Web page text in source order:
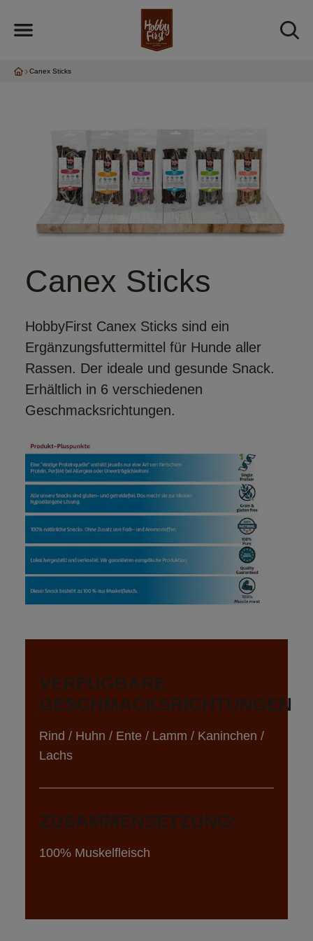
Canex Sticks
Canex Sticks
HobbyFirst Canex Sticks sind ein
Ergänzungsfuttermittel für Hunde aller
Rassen. Der ideale und gesunde Snack.
Erhältlich in 6 verschiedenen
Geschmacksrichtungen.
VERFÜGBARE
GESCHMACKSRICHTUNGEN
Rind / Huhn / Ente / Lamm / Kaninchen /
Lachs
ZUSAMMENSETZUNG:
100% Muskelfleisch